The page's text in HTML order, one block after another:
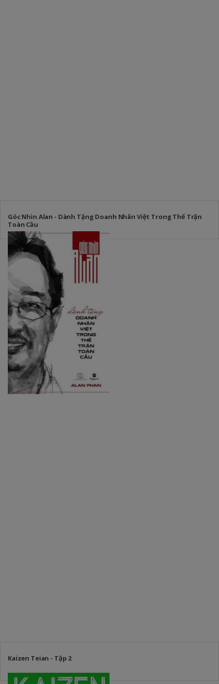
Góc Nhìn Alan - Dành Tặng Doanh Nhân Việt Trong Thế Trận
Toàn Cầu
Kaizen Teian - Tập 2